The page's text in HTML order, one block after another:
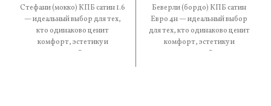
Стефани (мокко) КПБ сатин 1.6
— идеальный выбор для тех,
кто одинаково ценит
комфорт, эстетику и
практичность. В составе —
Беверли (бордо) КПБ сатин
Евро 4н — идеальный выбор
для тех, кто одинаково ценит
комфорт, эстетику и
практичность. В составе